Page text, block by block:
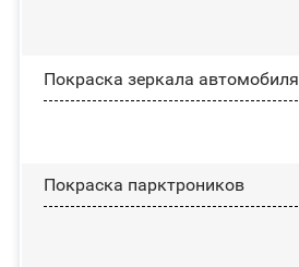
Покраска зеркала автомобиля
Покраска парктроников